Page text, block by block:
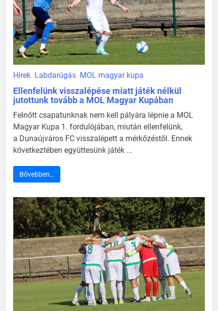
Hírek Labdarúgás MOL magyar kupa
Ellenfelünk visszalépése miatt játék nélkül
jutottunk tovább a MOL Magyar Kupában
Felnőtt csapatunknak nem kell pályára lépnie a MOL
Magyar Kupa 1. fordulójában, miután ellenfelünk,
a Dunaújváros FC visszalépett a mérkőzéstől. Ennek
következtében együttesünk játék ...
Bővebben…